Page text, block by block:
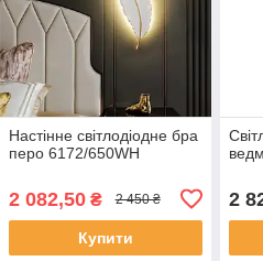
Настінне світлодіодне бра
перо 6172/650WH
2 082,50₴ 2 450 ₴
Купити
2